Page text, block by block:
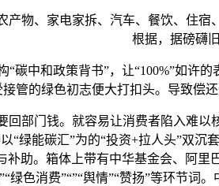
、家电家拆、汽车、餐饮、住宿
根据，据磅礴
中和政策背书”，让“100%”如许的
接管的绿色初志便大打扣头。导致偿
门钱。就容易让消费者陷入难以
“绿能碳汇”为的“投资+拉人头”双
补助。箱体上带有中华基金会、阿
绿色消费”“”“舆情”“赞扬”等环节